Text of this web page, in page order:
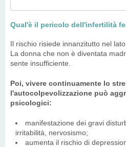
Qual'è il pericolo dell'infertilità
Il rischio risiede innanzitutto nel
La donna che non è diventata
sente insufficiente.
Poi, vivere continuamente lo
l'autocolpevolizzazione può
psicologici:
manifestazione dei gravi
irritabilità, nervosismo;
aumenta il rischio di